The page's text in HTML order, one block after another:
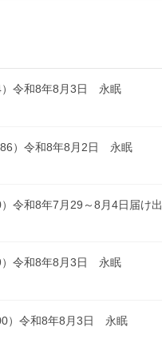
令和8年8月3日 永眠
）令和8年8月2日 永眠
令和8年7月29～8月4日届け出
令和8年8月3日 永眠
）令和8年8月3日 永眠